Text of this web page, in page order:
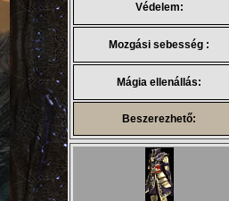
Védelem:
Mozgási sebesség :
Mágia ellenállás:
Beszerezhető: